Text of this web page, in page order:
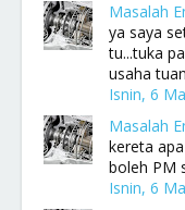
Masalah
ya saya
tu...tuka
usaha
Isnin, 6
Masalah
kereta
boleh PM
Isnin, 6